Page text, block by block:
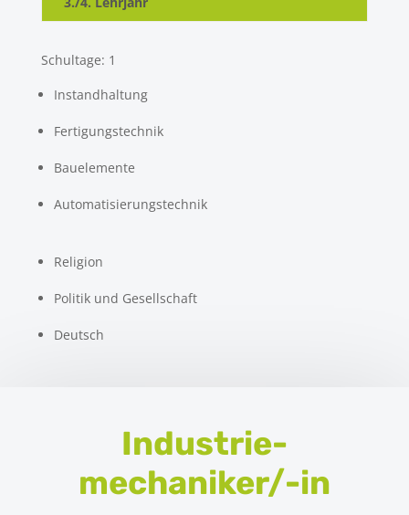
Schultage: 1
Instandhaltung
Fertigungstechnik
Bauelemente
Automatisierungstechnik
Religion
Politik und Gesellschaft
Deutsch
Industrie
mechaniker/-in